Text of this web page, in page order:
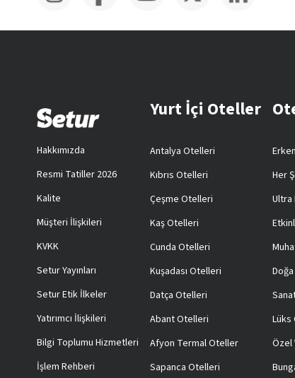
Hakkımızda
Resmi Tatiller 2026
Kalite
Müşteri İlişkileri
KVKK
Setur Yayınları
Setur Etik İlkeler
Yatırımcı İlişkileri
Bilgi Toplumu Hizmetleri
İşlem Rehberi
Yurt İçi Oteller
Antalya Otelleri
Kıbrıs Otelleri
Çeşme Otelleri
Kaş Otelleri
Cunda Otelleri
Kuşadası Otelleri
Datça Otelleri
Abant Otelleri
Afyon Termal Oteller
Sapanca Otelleri
Her
Ultra
Özel